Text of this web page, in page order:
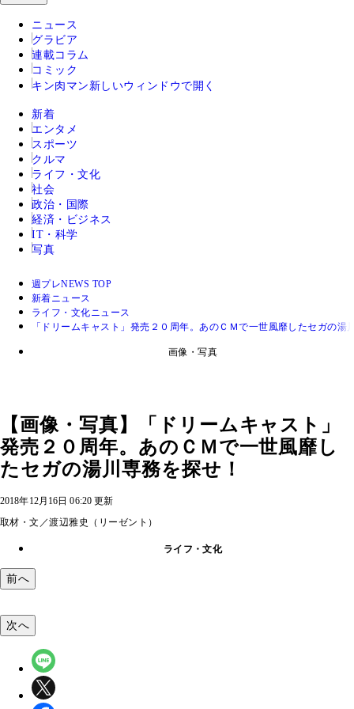
ニュース
グラビア
連載コラム
コミック
キン肉マン 新しいウィンドウで開く
新着
エンタメ
スポーツ
クルマ
ライフ・文化
社会
政治・国際
経済・ビジネス
IT・科学
写真
週プレNEWS TOP
新着ニュース
ライフ・文化ニュース
「ドリームキャスト」発売２０周年。あのＣＭで一世風靡したセガの湯
画像・写真
【画像・写真】「ドリームキャスト」
発売２０周年。あのＣＭで一世風靡し
たセガの湯川専務を探せ！
2018年12月16日 06:20 更新
取材・文／渡辺雅史（リーゼント）
ライフ・文化
前へ
次へ